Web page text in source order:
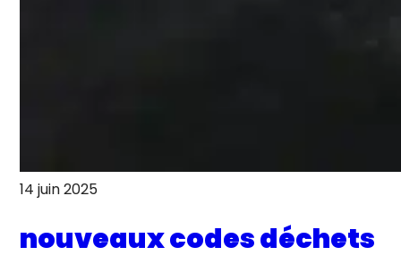
14 juin 2025
nouveaux codes déchets